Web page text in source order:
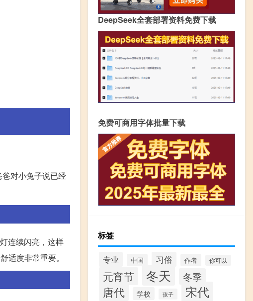
对小兔子说已经
连续闪亮，这样
适度非常重要。
DeepSeek全套部署资料免费下载
免费可商用字体批量下载
标签
专业 中国 习俗 作者 你可以
元宵节 冬天 冬季
唐代 学校 孩子 宋代